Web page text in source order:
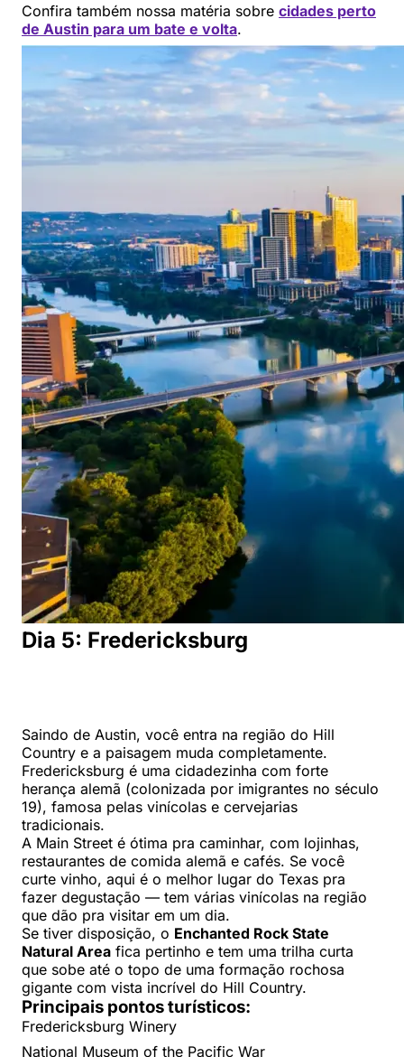
Confira também nossa matéria sobre cidades perto
de Austin para um bate e volta.
Dia 5: Fredericksburg
Saindo de Austin, você entra na região do Hill
Country e a paisagem muda completamente.
Fredericksburg é uma cidadezinha com forte
herança alemã (colonizada por imigrantes no século
19), famosa pelas vinícolas e cervejarias
tradicionais.
A Main Street é ótima pra caminhar, com lojinhas,
restaurantes de comida alemã e cafés. Se você
curte vinho, aqui é o melhor lugar do Texas pra
fazer degustação — tem várias vinícolas na região
que dão pra visitar em um dia.
Se tiver disposição, o Enchanted Rock State
Natural Area fica pertinho e tem uma trilha curta
que sobe até o topo de uma formação rochosa
gigante com vista incrível do Hill Country.
Principais pontos turísticos:
Fredericksburg Winery
National Museum of the Pacific War